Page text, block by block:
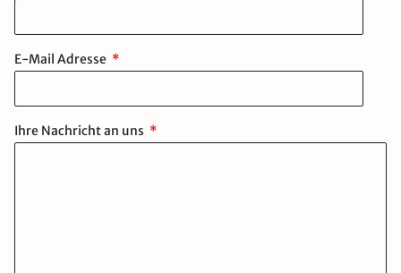
E-Mail Adresse
Ihre Nachricht an uns